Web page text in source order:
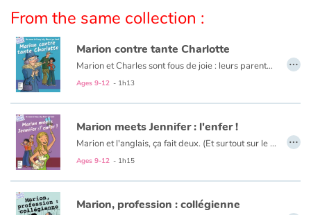
Daily life and hobbies
At school
Festivals and events
Love and friendship
Social issues
Emotions and feelings
From the same collection :
Marion contre tante Charlotte
Marion et Charles sont fous de joie : leurs parents partent 4 jours au Canada. Ils prévoient d’organiser une méga-fête. Mais un coup de fil ruine leurs plans : Tante Charlotte débarque ! Au programme : bonnes manières et repas équilibrés… Au secours ! Le frère et la sœur tiendront-ils le choc ?
Ages 9-12 - 1h13
…
Marion meets Jennifer : l'enfer !
Marion et l'anglais, ça fait deux. (Et surtout sur le bulletin, plutôt zéro...). Heureusement, voici les vacances. Marion a un superplan pour oublier ses soucis scolaires : elle est invitée chez Camille, sa meilleure amie, à Saint-Tropez. Mais M. et Mme Girardon ont un tout autre projet pour leur fille : accueillir une correspondante... anglaise ! Goodbye, farniente, plage et bronzing. Hello, Jennifer !
Ages 9-12 - 1h15
…
Marion, profession : collégienne